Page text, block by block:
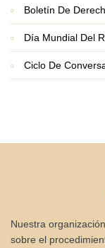
Boletín De
Día Mundial Del Refugiado 2026: Organizaciones
Ciclo De Conversatorios: “50 Años
Nuestra
sobre el